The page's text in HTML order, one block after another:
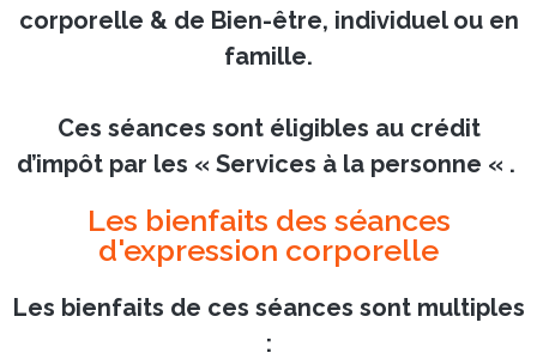
corporelle & de Bien-être, individuel ou en
famille.
Ces séances sont éligibles au crédit
d’impôt par les « Services à la personne « .
Les bienfaits des séances
d'expression corporelle
Les bienfaits de ces séances sont multiples
: